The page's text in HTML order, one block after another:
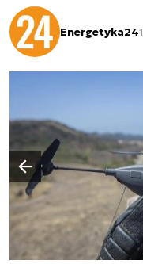
Energetyka24
Poprzedni slajd